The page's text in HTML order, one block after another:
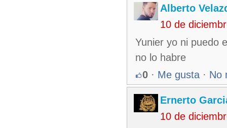
Alberto
10 de
Yunier yo ni puedo
no lo habre
0 · Me gusta · No
Ernerto
10 de